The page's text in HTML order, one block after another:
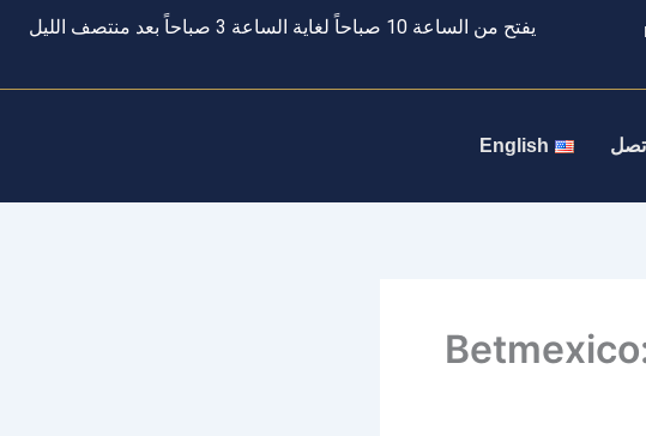
يفتح من الساعة 10 صباحاً لغاية الساعة 3 صباحاً بعد منتصف الليل
اتصل English